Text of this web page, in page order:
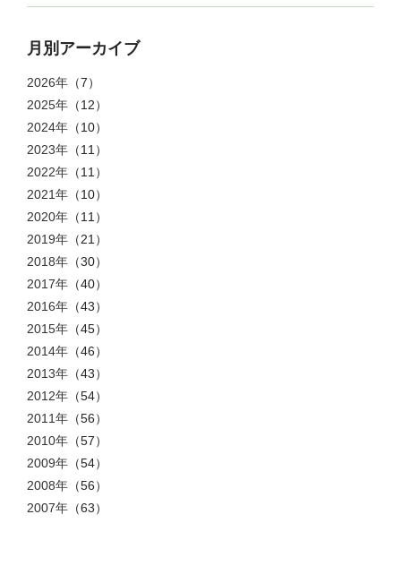
月別アーカイブ
2026年 （7）
2025年 （12）
2024年 （10）
2023年 （11）
2022年 （11）
2021年 （10）
2020年 （11）
2019年 （21）
2018年 （30）
2017年 （40）
2016年 （43）
2015年 （45）
2014年 （46）
2013年 （43）
2012年 （54）
2011年 （56）
2010年 （57）
2009年 （54）
2008年 （56）
2007年 （63）